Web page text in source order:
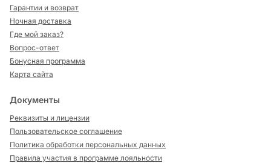
Гарантии и возврат
Ночная доставка
Где мой заказ?
Вопрос-ответ
Бонусная программа
Карта сайта
Документы
Реквизиты и лицензии
Пользовательское соглашение
Политика обработки персональных данных
Правила участия в программе лояльности